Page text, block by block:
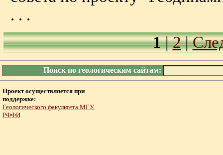
. . .
1|2|
Поиск по геологическим сайтам:
Проект осуществляется при
поддержке:
Геологического факультета МГУ,
РФФИ